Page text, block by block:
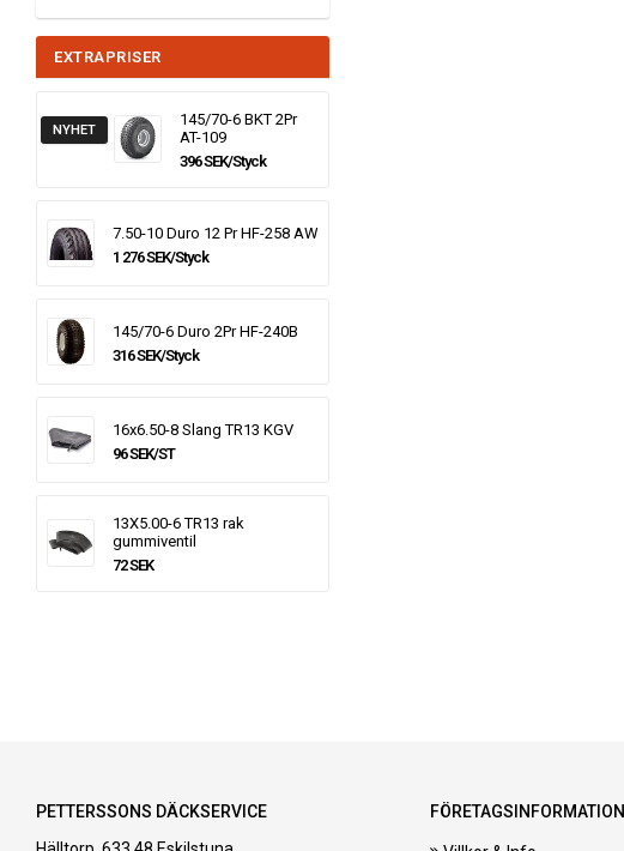
EXTRAPRISER
NYHET
145/70-6 BKT 2Pr
AT-109
396 SEK/Styck
7.50-10 Duro 12 Pr HF-258 AW
1 276 SEK/Styck
145/70-6 Duro 2Pr HF-240B
316 SEK/Styck
16x6.50-8 Slang TR13 KGV
96 SEK/ST
13X5.00-6 TR13 rak
gummiventil
72 SEK
PETTERSSONS DÄCKSERVICE
FÖRETAGSINFORMATION